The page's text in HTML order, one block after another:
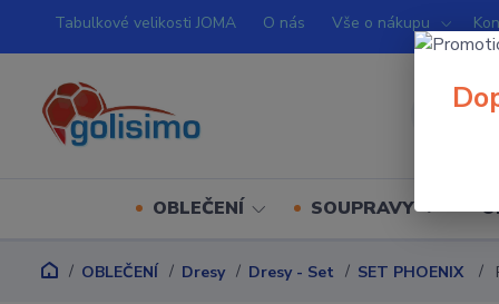
Tabulkové velikosti JOMA O nás Vše o nákupu
OBLEČENÍ SOUPRAVY
OBLEČENÍ Dresy Dresy - Set SET PHOENIX